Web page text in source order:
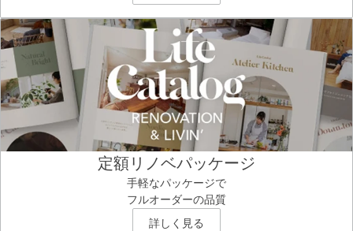
定額リノベパッケージ
手軽なパッケージで
フルオーダーの品質
詳しく見る